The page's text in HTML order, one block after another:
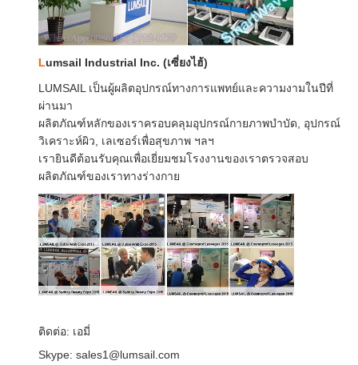
ฝากข้อคว
เราจะโทรกลับหาคุ
Lumsail Industrial Inc. (เซี่ยงไฮ้)
LUMSAIL เป็นผู้ผลิตอุปกรณ์ทางการแพทย์และความงามในปีที่
ผ่านมา
ผลิตภัณฑ์หลักของเราครอบคลุมอุปกรณ์กายภาพบำบัด, อุปกรณ์
วิเคราะห์ผิว, เลเซอร์เพื่อสุขภาพ ฯลฯ
เรายินดีต้อนรับคุณเพื่อเยี่ยมชมโรงงานของเราตรวจสอบ
ผลิตภัณฑ์ของเราทางร่างกาย
ติดต่อ: เอมี่
Skype: sales1@lumsail.com